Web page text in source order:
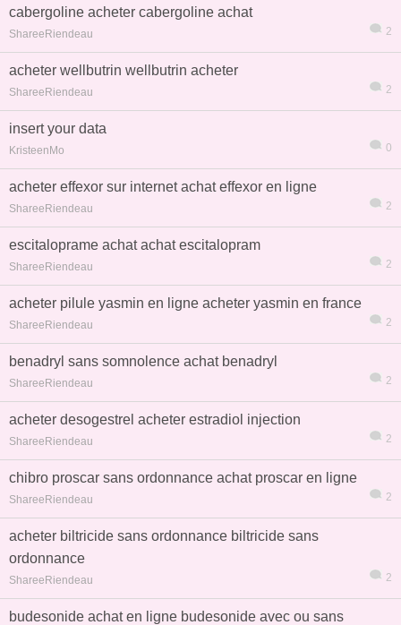
cabergoline acheter cabergoline achat
ShareeRiendeau 2
acheter wellbutrin wellbutrin acheter
ShareeRiendeau 2
insert your data
KristeenMo 0
acheter effexor sur internet achat effexor en ligne
ShareeRiendeau 2
escitaloprame achat achat escitalopram
ShareeRiendeau 2
acheter pilule yasmin en ligne acheter yasmin en france
ShareeRiendeau 2
benadryl sans somnolence achat benadryl
ShareeRiendeau 2
acheter desogestrel acheter estradiol injection
ShareeRiendeau 2
chibro proscar sans ordonnance achat proscar en ligne
ShareeRiendeau 2
acheter biltricide sans ordonnance biltricide sans
ordonnance
ShareeRiendeau 2
budesonide achat en ligne budesonide avec ou sans